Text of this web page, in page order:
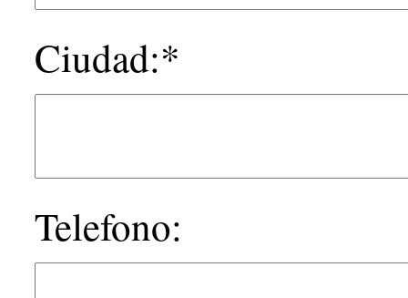
Ciudad:*
Telefono: